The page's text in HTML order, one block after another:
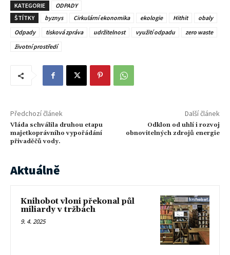
KATEGORIE
ODPADY
ŠTÍTKY
byznys Cirkulární ekonomika ekologie Hithit
obaly
Odpady
tisková zpráva udržitelnost využití odpadu
zero waste
životní prostředí
Předchozí článek
Vláda schválila druhou etapu
majetkoprávního vypořádání
přivaděčů vody.
Další článek
Odklon od uhlí i rozvoj
obnovitelných zdrojů energie
Aktuálně
Knihobot vloni překonal půl
miliardy v tržbách
9. 4. 2025